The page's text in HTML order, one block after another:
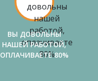
ВЫ ДОВОЛЬНЫ
НАШЕЙ РАБОТОЙ,
ОПЛАЧИВАЕТЕ 80%